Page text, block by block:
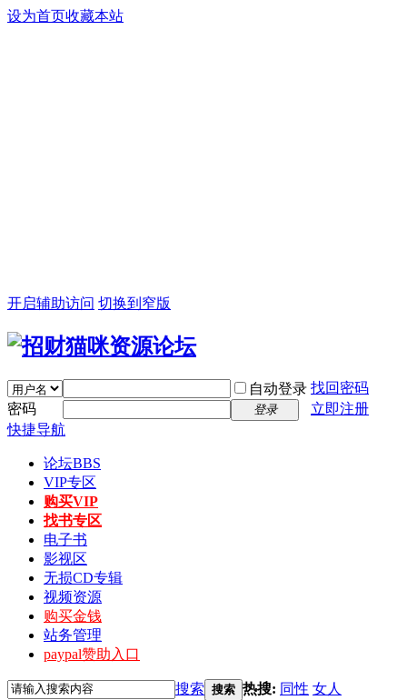
设为首页收藏本站
开启辅助访问 切换到窄版
自动登录 找回密码
密码
登录
立即注册
快捷导航
论坛BBS
VIP专区
购买VIP
找书专区
电子书
影视区
无损CD专辑
视频资源
购买金钱
站务管理
paypal赞助入口
搜索 搜索 热搜: 同性 女人